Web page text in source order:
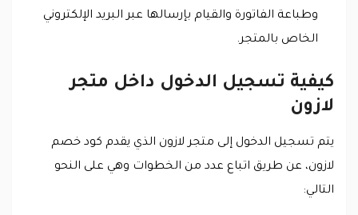
وطباعة الفاتورة والقيام بإرسالها عبر البريد الإلكتروني
الخاص بالمتجر.
كيفية تسجيل الدخول داخل متجر
لازون
يتم تسجيل الدخول إلى متجر لازون الذي يقدم كود خصم
لازون، عن طريق اتباع عدد من الخطوات وهي على النحو
التالي: